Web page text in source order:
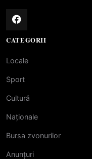
CATEGORII
Locale
Sport
Cultură
Naționale
Bursa zvonurilor
Anunțuri